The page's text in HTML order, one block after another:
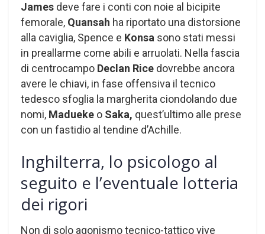
James deve fare i conti con noie al bicipite
femorale, Quansah ha riportato una distorsione
alla caviglia, Spence e Konsa sono stati messi
in preallarme come abili e arruolati. Nella fascia
di centrocampo Declan Rice dovrebbe ancora
avere le chiavi, in fase offensiva il tecnico
tedesco sfoglia la margherita ciondolando due
nomi, Madueke o Saka, quest’ultimo alle prese
con un fastidio al tendine d’Achille.
Inghilterra, lo psicologo al
seguito e l’eventuale lotteria
dei rigori
Non di solo agonismo tecnico-tattico vive